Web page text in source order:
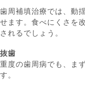
歯周補填治療では、動
せます。食べにくさを
されるでしょう。
抜歯
重度の歯周病でも、ま
す。